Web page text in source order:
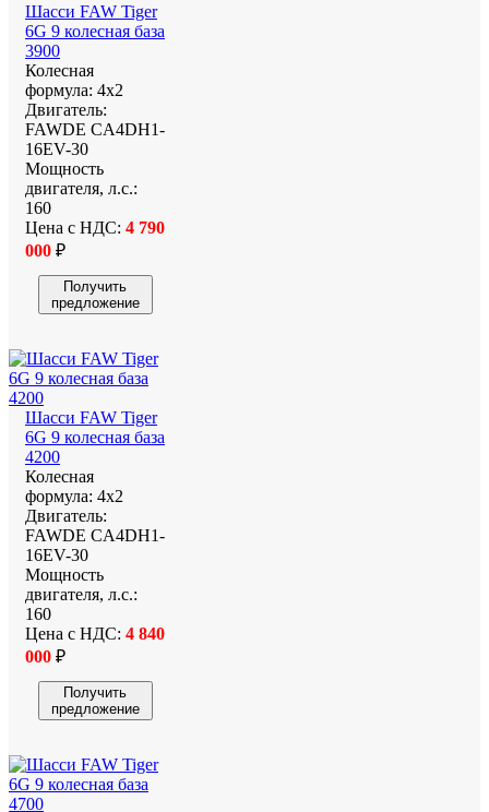
Шасси FAW Tiger
6G 9 колесная база
3900
Колесная
формула: 4х2
Двигатель:
FAWDE CA4DH1-
16EV-30
Мощность
двигателя, л.с.:
160
Цена с НДС: 4 790
000 ₽
Получить
предложение
Шасси FAW Tiger
6G 9 колесная база
4200
Колесная
формула: 4х2
Двигатель:
FAWDE CA4DH1-
16EV-30
Мощность
двигателя, л.с.:
160
Цена с НДС: 4 840
000 ₽
Получить
предложение